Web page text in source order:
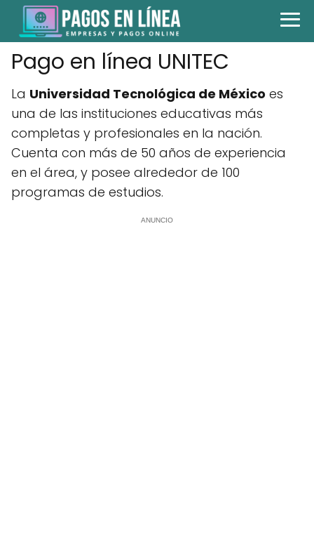
Pago en línea UNITEC
La Universidad Tecnológica de México es
una de las instituciones educativas más
completas y profesionales en la nación.
Cuenta con más de 50 años de experiencia
en el área, y posee alrededor de 100
programas de estudios.
ANUNCIO